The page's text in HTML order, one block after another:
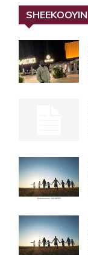
SHEEKOOYIN